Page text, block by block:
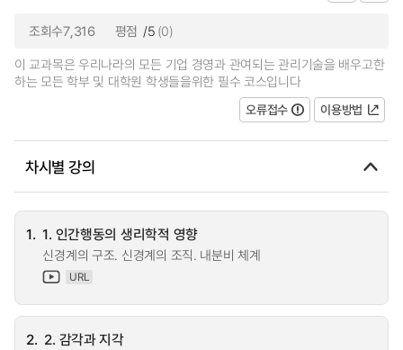
조회수7,316 평점 /5 (0)
이 교과목은 우리나라의 모든 기업 경영과 관여되는 관리기술을 배우고한
하는 모든 학부 및 대학원 학생들을위한 필수 코스입니다
오류접수
이용방법
차시별 강의
1. 1. 인간행동의 생리학적 영향
신경계의 구조. 신경계의 조직. 내분비 체계
URL
2. 2. 감각과 지각